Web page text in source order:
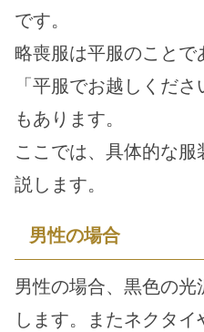
です。
略喪服は平服のことで
「平服でお越しくだ
もあります。
ここでは、具体的な
説します。
男性の場合
男性の場合、黒色の
します。またネクタ